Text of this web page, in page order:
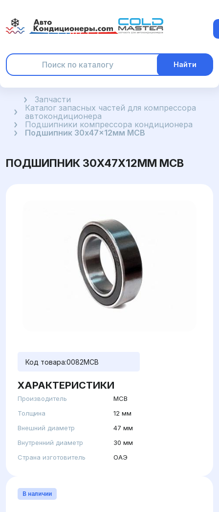
Найти
ГлавнаяЗапчасти
Каталог запасных частей для компрессора
автокондиционера
Подшипники компрессора кондиционера
Подшипник 30x47x12мм MCB
ПОДШИПНИК 30X47X12ММ MCB
Код товара:0082MCB
ХАРАКТЕРИСТИКИ
Производитель
MCB
Толщина
12 мм
Внешний диаметр
47 мм
Внутренний диаметр
30 мм
Страна изготовитель
ОАЭ
В наличии